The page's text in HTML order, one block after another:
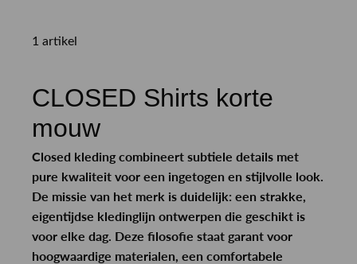
1 artikel
CLOSED Shirts korte
mouw
Closed kleding combineert subtiele details met
pure kwaliteit voor een ingetogen en stijlvolle look.
De missie van het merk is duidelijk: een strakke,
eigentijdse kledinglijn ontwerpen die geschikt is
voor elke dag. Deze filosofie staat garant voor
hoogwaardige materialen, een comfortabele